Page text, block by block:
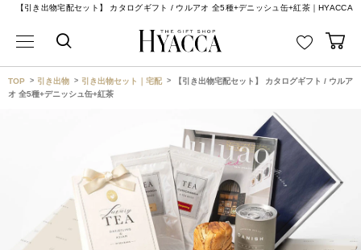
【引き出物宅配セット】 カタログギフト / ウルアオ 全5種+デニッシュ缶+紅茶｜HYACCA
TOP 引き出物 引き出物セット｜宅配
【引き出物宅配セット】 カタログギフト / ウルア
オ 全5種+デニッシュ缶+紅茶